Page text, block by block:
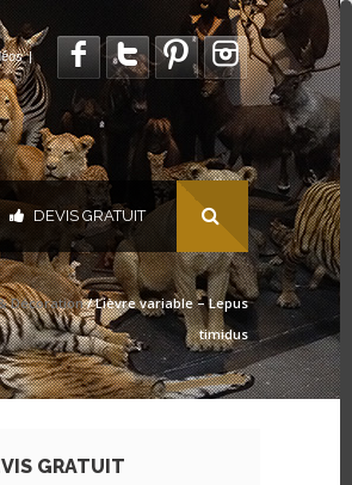
|
DEVIS GRATUIT
Décoration/ Lièvre variable – Lepus
timidus
GRATUIT